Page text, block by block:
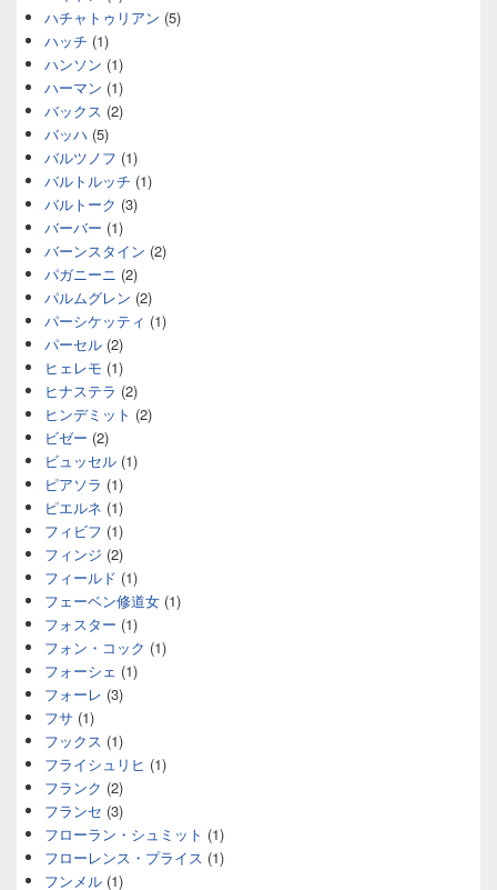
ハチャトゥリアン (5)
ハッチ (1)
ハンソン (1)
ハーマン (1)
バックス (2)
バッハ (5)
バルツノフ (1)
バルトルッチ (1)
バルトーク (3)
バーバー (1)
バーンスタイン (2)
パガニーニ (2)
パルムグレン (2)
パーシケッティ (1)
パーセル (2)
ヒェレモ (1)
ヒナステラ (2)
ヒンデミット (2)
ビゼー (2)
ビュッセル (1)
ピアソラ (1)
ピエルネ (1)
フィビフ (1)
フィンジ (2)
フィールド (1)
フェーベン修道女 (1)
フォスター (1)
フォン・コック (1)
フォーシェ (1)
フォーレ (3)
フサ (1)
フックス (1)
フライシュリヒ (1)
フランク (2)
フランセ (3)
フローラン・シュミット (1)
フローレンス・プライス (1)
フンメル (1)